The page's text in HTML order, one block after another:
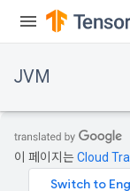
JVM
이 페이지는Cloud